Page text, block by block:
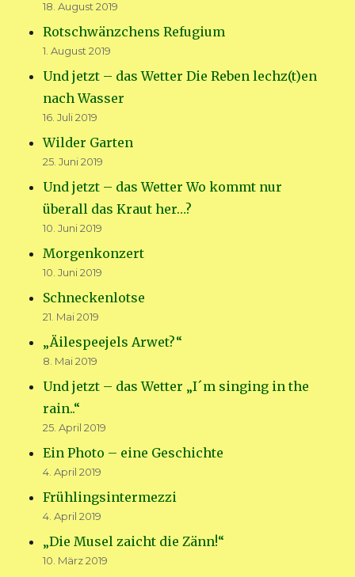
18. August 2019
Rotschwänzchens Refugium
1. August 2019
Und jetzt – das Wetter Die Reben lechz(t)en
nach Wasser
16. Juli 2019
Wilder Garten
25. Juni 2019
Und jetzt – das Wetter Wo kommt nur
überall das Kraut her…?
10. Juni 2019
Morgenkonzert
10. Juni 2019
Schneckenlotse
21. Mai 2019
„Äilespeejels Arwet?“
8. Mai 2019
Und jetzt – das Wetter „I´m singing in the
rain..“
25. April 2019
Ein Photo – eine Geschichte
4. April 2019
Frühlingsintermezzi
4. April 2019
„Die Musel zaicht die Zänn!“
10. März 2019